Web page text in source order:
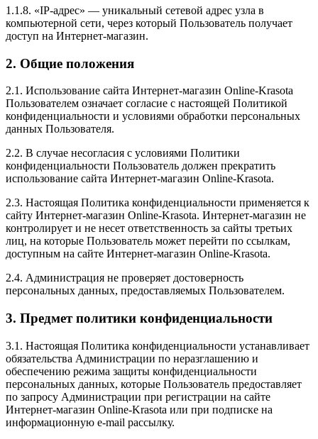
1.1.8. «IP-адрес» — уникальный сетевой адрес узла в
компьютерной сети, через который Пользователь получает
доступ на Интернет-магазин.
2. Общие положения
2.1. Использование сайта Интернет-магазин Online-Krasota
Пользователем означает согласие с настоящей Политикой
конфиденциальности и условиями обработки персональных
данных Пользователя.
2.2. В случае несогласия с условиями Политики
конфиденциальности Пользователь должен прекратить
использование сайта Интернет-магазин Online-Krasota.
2.3. Настоящая Политика конфиденциальности применяется к
сайту Интернет-магазин Online-Krasota. Интернет-магазин не
контролирует и не несет ответственность за сайты третьих
лиц, на которые Пользователь может перейти по ссылкам,
доступным на сайте Интернет-магазин Online-Krasota.
2.4. Администрация не проверяет достоверность
персональных данных, предоставляемых Пользователем.
3. Предмет политики конфиденциальности
3.1. Настоящая Политика конфиденциальности устанавливает
обязательства Администрации по неразглашению и
обеспечению режима защиты конфиденциальности
персональных данных, которые Пользователь предоставляет
по запросу Администрации при регистрации на сайте
Интернет-магазин Online-Krasota или при подписке на
информационную e-mail рассылку.